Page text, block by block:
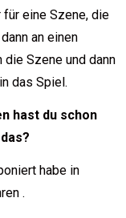
eine Szene, die
an einen
Szene und dann
das Spiel.
hast du schon
habe in
.